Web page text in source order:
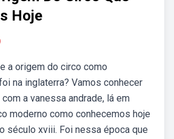
Hoje
a origem do circo como
na inglaterra? Vamos conhecer
a vanessa andrade, lá em
moderno como conhecemos hoje
século xviii. Foi nessa época que